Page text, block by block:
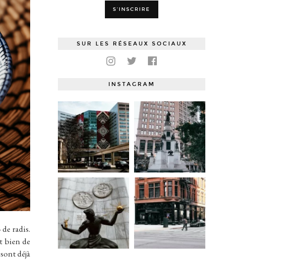
radis.
bien de
déjà
SUR LES RÉSEAUX SOCIAUX
INSTAGRAM